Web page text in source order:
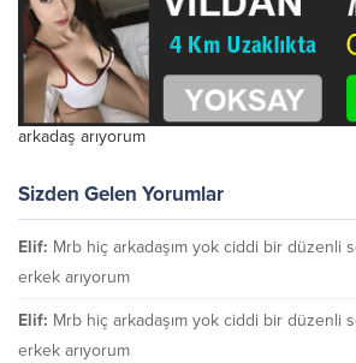
arkadaş arıyorum
Sizden Gelen Yorumlar
Elif: Mrb hiç arkadaşım yok ciddi bir düzenli
erkek arıyorum
Elif: Mrb hiç arkadaşım yok ciddi bir düzenli
erkek arıyorum